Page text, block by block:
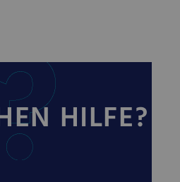
HILFE?